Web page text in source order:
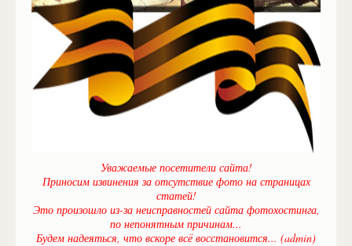
Уважаемые посетители сайта!
Приносим извинения за отсутствие фото на страницах
статей!
Это произошло из-за неисправностей сайта фотохостинга,
по непонятным причинам...
Будем надеяться, что вскоре всё восстановится... (admin)